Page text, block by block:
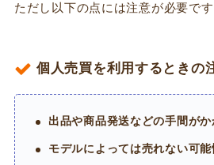
ただし以下の点には注意が必要です
個人売買を利用するときの
出品や商品発送などの手間がか
モデルによっては売れない可能